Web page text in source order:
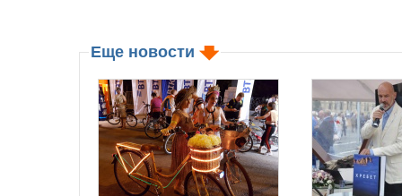
Еще новости